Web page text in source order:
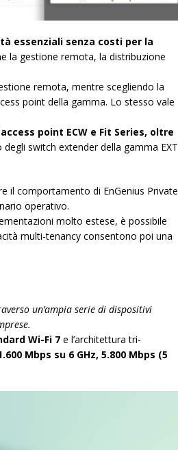
essenziali senza costi per la
la gestione remota, la distribuzione
remota, mentre scegliendo la
point della gamma. Lo stesso vale
access point ECW e Fit Series, oltre
switch extender della gamma EXT
il comportamento di EnGenius Private
operativo.
molto estese, è possibile
multi-tenancy consentono poi una
un’ampia serie di dispositivi
Wi-Fi 7 e l’architettura tri-
Mbps su 6 GHz, 5.800 Mbps (5